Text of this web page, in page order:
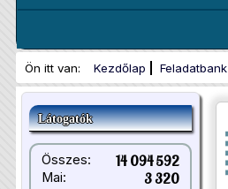
Ön itt van: Kezdőlap Feladatbank
Látogatók
Összes: 14 094 592
Mai: 3 320